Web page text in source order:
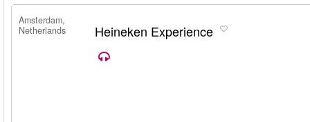
Amsterdam,
Netherlands
Heineken Experience